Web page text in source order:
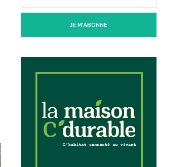
JE M'ABONNE